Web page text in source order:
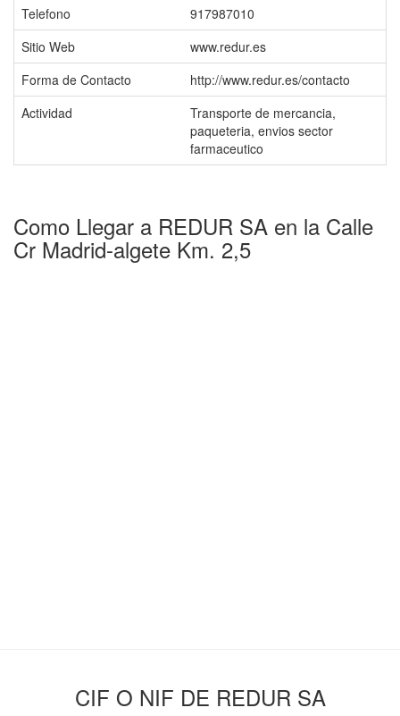
Telefono
917987010
Sitio Web
www.redur.es
Forma de Contacto
http://www.redur.es/contacto
Actividad
Transporte de mercancia,
paqueteria, envios sector
farmaceutico
Como Llegar a REDUR SA en la Calle
Cr Madrid-algete Km. 2,5
CIF O NIF DE REDUR SA